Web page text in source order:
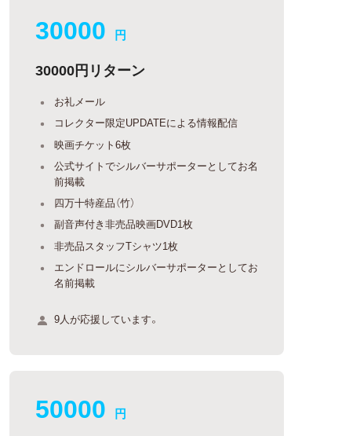
30000 円
30000円リターン
お礼メール
コレクター限定UPDATEによる情報配信
映画チケット6枚
公式サイトでシルバーサポーターとしてお名
前掲載
四万十特産品（竹）
副音声付き非売品映画DVD1枚
非売品スタッフTシャツ1枚
エンドロールにシルバーサポーターとしてお
名前掲載
9人が応援しています。
50000 円